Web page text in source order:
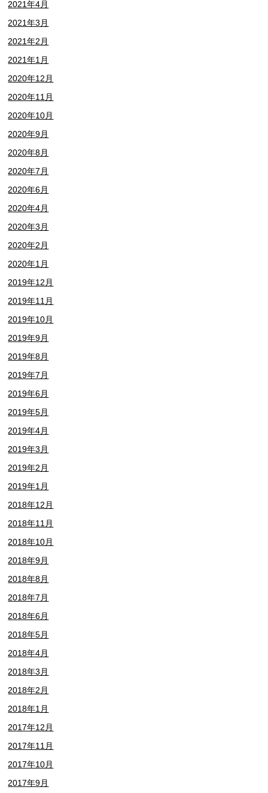
2021年4月
2021年3月
2021年2月
2021年1月
2020年12月
2020年11月
2020年10月
2020年9月
2020年8月
2020年7月
2020年6月
2020年4月
2020年3月
2020年2月
2020年1月
2019年12月
2019年11月
2019年10月
2019年9月
2019年8月
2019年7月
2019年6月
2019年5月
2019年4月
2019年3月
2019年2月
2019年1月
2018年12月
2018年11月
2018年10月
2018年9月
2018年8月
2018年7月
2018年6月
2018年5月
2018年4月
2018年3月
2018年2月
2018年1月
2017年12月
2017年11月
2017年10月
2017年9月